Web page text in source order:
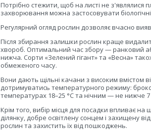
Потрібно стежити, щоб на листі не
захворювання можна застосовувати
Регулярний огляд рослин дозволяє вчасно
Після збирання залишки рослин краще
хвороб. Оптимальний час збору — ранковий
нижча. Сорти «Зелений гігант» та «Весна»
обмеженого часу.
Вони дають щільні качани з високим вмістом
дотримуватись температурного режиму:
температурах 18–25 °C та нічним — не нижче 7
Крім того, вибір місця для посадки впливає
ділянку, добре освітлену сонцем і захищену
рослин та захистить їх від пошкоджень.